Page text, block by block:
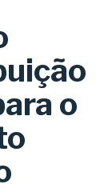
o